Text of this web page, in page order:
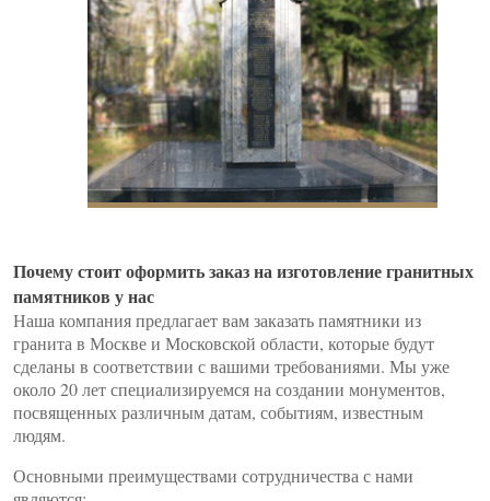
Почему стоит оформить заказ на изготовление гранитных
памятников у нас
Наша компания предлагает вам заказать памятники из
гранита в Москве и Московской области, которые будут
сделаны в соответствии с вашими требованиями. Мы уже
около 20 лет специализируемся на создании монументов,
посвященных различным датам, событиям, известным
людям.
Основными преимуществами сотрудничества с нами